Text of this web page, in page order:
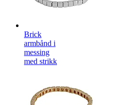
Brick
armbånd i
messing
med strikk